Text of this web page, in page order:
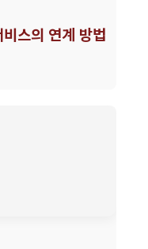
스의 연계 방법